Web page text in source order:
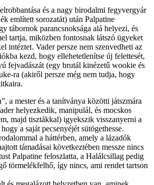
és a nagy birodalmi fegyvergyár
említett sorozatát) után Palpatine
tábornok parancsnoksága alá helyezi, és
tartja, miközben fontosnak látszó ügyeket
intéztet. Vader persze nem szenvedheti az
kezd, hogy ellehetetlenítse új felettesét,
fejvadászát (egy brutál kinézetű wookie és
ra (akiről persze még nem tudja, hogy
a mester és a tanítványa közötti játszmára
helyezkedik, manipulál, és mocskos
majd tisztákkal) igyekszik visszanyerni a
a saját pecsenyéjét sütögethesse.
a háttérben, amely a lázadók
támadásai következtében messze nincs
Palpatine feloszlatta, a Halálcsillag pedig
törmelékfelhő, így nincs, ami rendet tartson